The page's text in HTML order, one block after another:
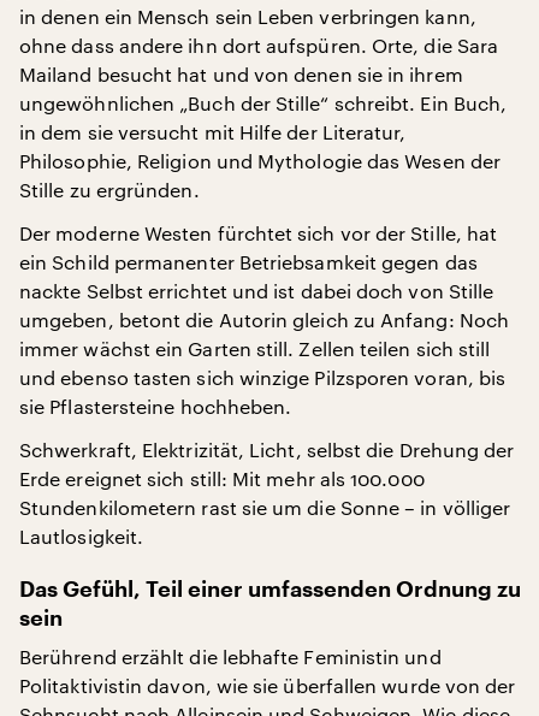
in denen ein Mensch sein Leben verbringen kann,
ohne dass andere ihn dort aufspüren. Orte, die Sara
Mailand besucht hat und von denen sie in ihrem
ungewöhnlichen „Buch der Stille“ schreibt. Ein Buch,
in dem sie versucht mit Hilfe der Literatur,
Philosophie, Religion und Mythologie das Wesen der
Stille zu ergründen.
Der moderne Westen fürchtet sich vor der Stille, hat
ein Schild permanenter Betriebsamkeit gegen das
nackte Selbst errichtet und ist dabei doch von Stille
umgeben, betont die Autorin gleich zu Anfang: Noch
immer wächst ein Garten still. Zellen teilen sich still
und ebenso tasten sich winzige Pilzsporen voran, bis
sie Pflastersteine hochheben.
Schwerkraft, Elektrizität, Licht, selbst die Drehung der
Erde ereignet sich still: Mit mehr als 100.000
Stundenkilometern rast sie um die Sonne – in völliger
Lautlosigkeit.
Das Gefühl, Teil einer umfassenden Ordnung zu
sein
Berührend erzählt die lebhafte Feministin und
Politaktivistin davon, wie sie überfallen wurde von der